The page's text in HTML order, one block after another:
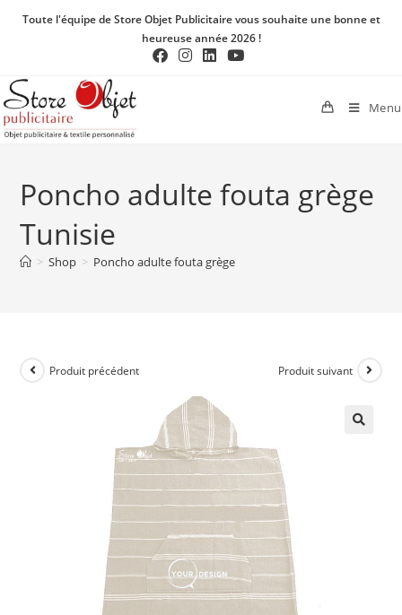
Toute l'équipe de Store Objet Publicitaire vous souhaite une bonne et
heureuse année 2026 !
Menu
Poncho adulte fouta grège
Tunisie
> Shop > Poncho adulte fouta grège
Produit précédent Produit suivant